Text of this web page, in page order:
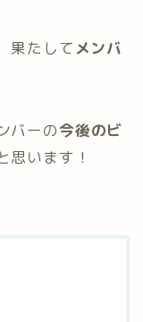
果たして メンバ
バーの今後のビ
思います！